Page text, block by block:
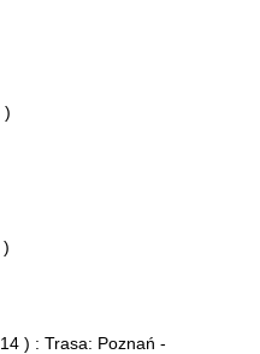
)
) : Trasa: Poznań -